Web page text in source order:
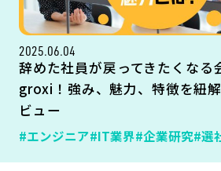
2025.06.04
辞めた社員が戻ってきたくなる
groxi！強み、魅力、特徴を紐
ビュー
#エンジニア#IT業界#企業研究#選